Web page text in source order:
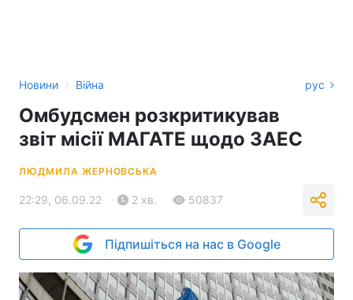
Новини › Війна рус
Омбудсмен розкритикував
звіт місії МАГАТЕ щодо ЗАЕС
ЛЮДМИЛА ЖЕРНОВСЬКА
22:29, 06.09.22 2 хв. 50837
Підпишіться на нас в Google